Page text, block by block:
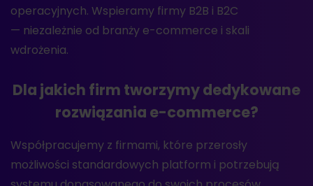
operacyjnych. Wspieramy firmy B2B i B2C
— niezależnie od branży e-commerce i skali
wdrożenia.
Dla jakich firm tworzymy dedykowane
rozwiązania e-commerce?
Współpracujemy z firmami, które przerosły
możliwości standardowych platform i potrzebują